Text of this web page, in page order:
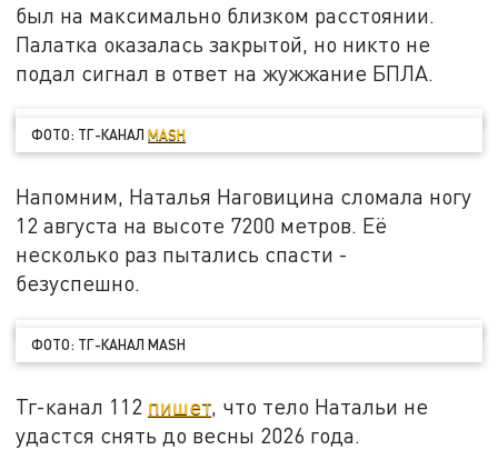
был на максимально близком расстоянии.
Палатка оказалась закрытой, но никто не
подал сигнал в ответ на жужжание БПЛА.
ФОТО: ТГ-КАНАЛMASH
Напомним, Наталья Наговицина сломала ногу
12 августа на высоте 7200 метров. Её
несколько раз пытались спасти -
безуспешно.
ФОТО: ТГ-КАНАЛ MASH
Тг-канал 112 пишет, что тело Натальи не
удастся снять до весны 2026 года.